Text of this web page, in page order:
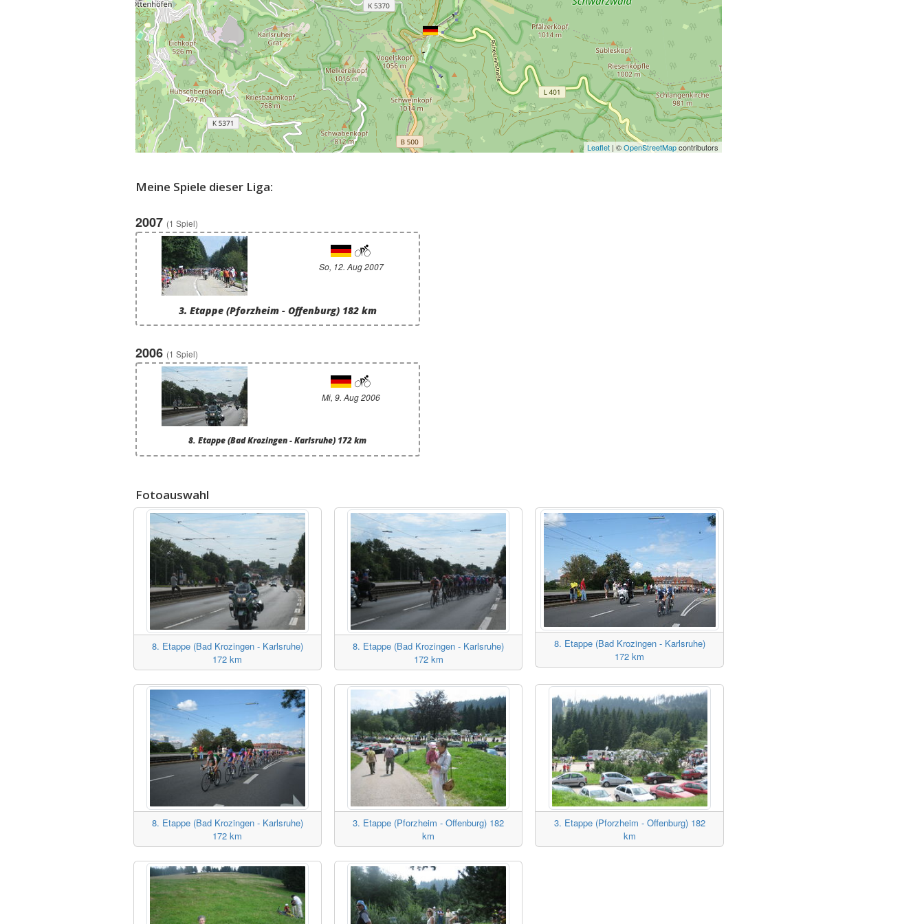
Leaflet | ©OpenStreetMapcontributors
Meine Spiele dieser Liga:
2007 (1 Spiel)
So, 12. Aug 2007
3. Etappe (Pforzheim - Offenburg) 182 km
2006 (1 Spiel)
Mi, 9. Aug 2006
8. Etappe (Bad Krozingen - Karlsruhe) 172 km
Fotoauswahl
8. Etappe (Bad Krozingen - Karlsruhe)
172 km
8. Etappe (Bad Krozingen - Karlsruhe)
172 km
8. Etappe (Bad Krozingen - Karlsruhe)
172 km
8. Etappe (Bad Krozingen - Karlsruhe)
172 km
3. Etappe (Pforzheim - Offenburg) 182
km
3. Etappe (Pforzheim - Offenburg) 182
km